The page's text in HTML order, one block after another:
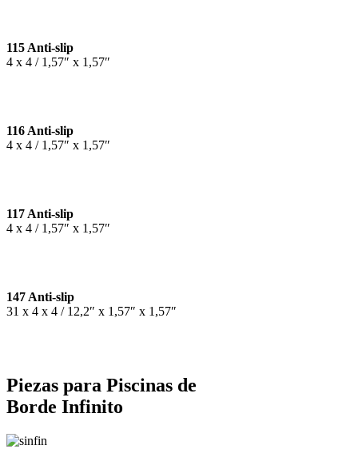
115 Anti-slip
4 x 4 / 1,57″ x 1,57″
116 Anti-slip
4 x 4 / 1,57″ x 1,57″
117 Anti-slip
4 x 4 / 1,57″ x 1,57″
147 Anti-slip
31 x 4 x 4 / 12,2″ x 1,57″ x 1,57″
Piezas para Piscinas de
Borde Infinito